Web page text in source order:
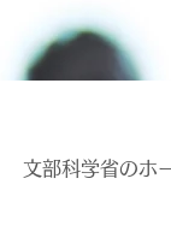
文部科学省のホ